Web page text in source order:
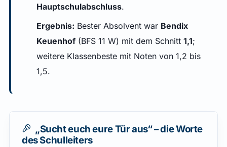
Hauptschulabschluss.
Ergebnis: Bester Absolvent war Bendix
Keuenhof(BFS 11 W) mit dem Schnitt 1,1;
weitere Klassenbeste mit Noten von 1,2 bis
1,5.
„Sucht euch eure Tür aus“ – die Worte
des Schulleiters